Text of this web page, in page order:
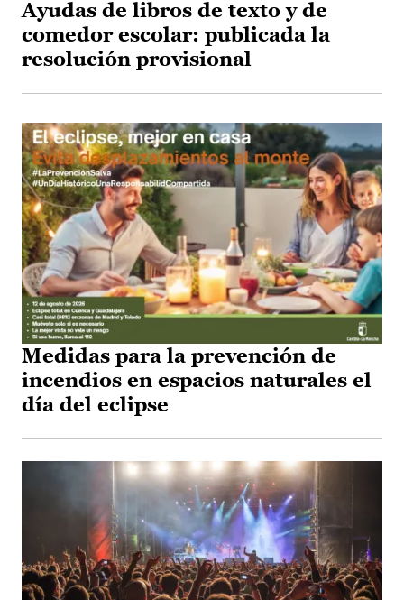
Ayudas de libros de texto y de
comedor escolar: publicada la
resolución provisional
Medidas para la prevención de
incendios en espacios naturales el
día del eclipse